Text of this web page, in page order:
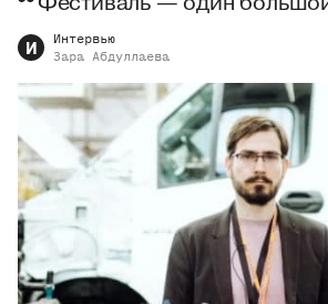
И
Интервью
Зара
Абдуллаева